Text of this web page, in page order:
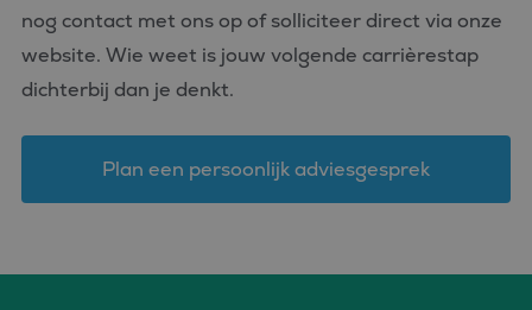
nog contact met ons op of solliciteer direct via onze
website. Wie weet is jouw volgende carrièrestap
dichterbij dan je denkt.
Plan een persoonlijk adviesgesprek